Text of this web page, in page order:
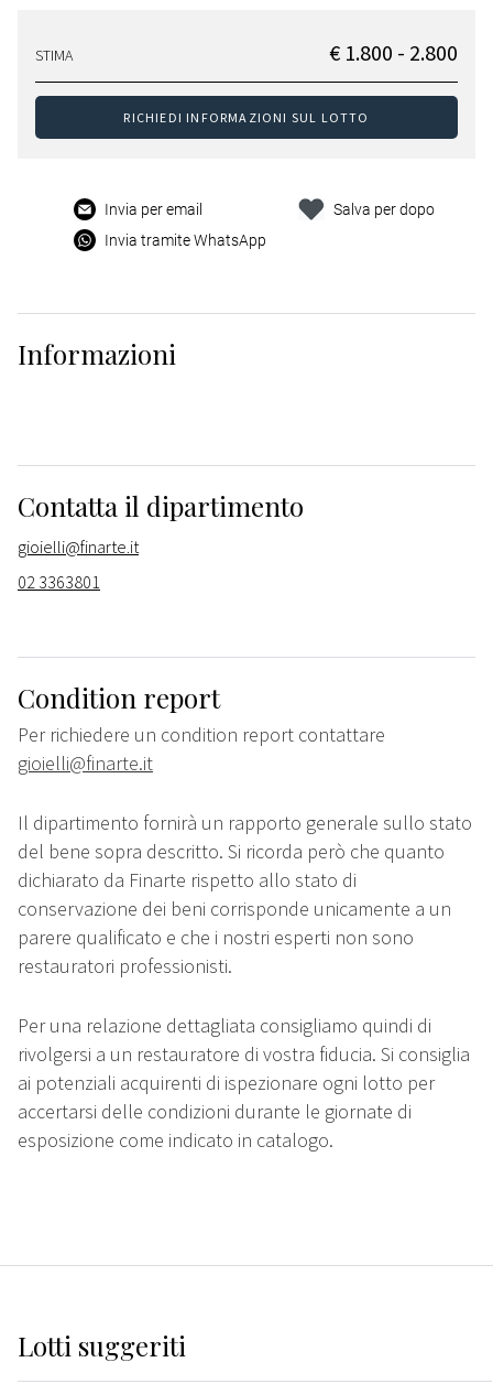
STIMA € 1.800 - 2.800
RICHIEDI INFORMAZIONI SUL LOTTO
Invia per email
Invia tramite WhatsApp
Salva per dopo
Informazioni
Contatta il dipartimento
gioielli@finarte.it
02 3363801
Condition report
Per richiedere un condition report contattare
gioielli@finarte.it
Il dipartimento fornirà un rapporto generale sullo stato
del bene sopra descritto. Si ricorda però che quanto
dichiarato da Finarte rispetto allo stato di
conservazione dei beni corrisponde unicamente a un
parere qualificato e che i nostri esperti non sono
restauratori professionisti.
Per una relazione dettagliata consigliamo quindi di
rivolgersi a un restauratore di vostra fiducia. Si consiglia
ai potenziali acquirenti di ispezionare ogni lotto per
accertarsi delle condizioni durante le giornate di
esposizione come indicato in catalogo.
Lotti suggeriti